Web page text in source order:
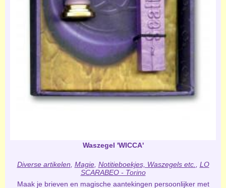
Waszegel 'WICCA'
Diverse artikelen, Magie, Notitieboekjes, Waszegels etc., LO
SCARABEO - Torino
Maak je brieven en magische aantekingen persoonlijker met